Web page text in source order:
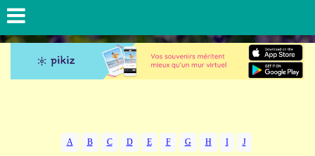
A B C D E F G H I J